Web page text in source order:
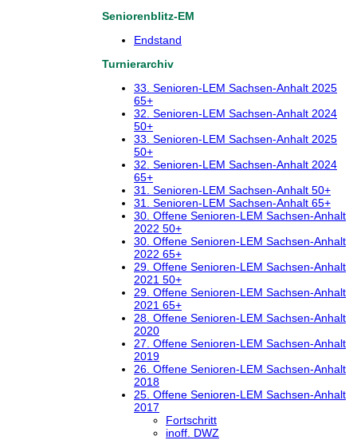
Seniorenblitz-EM
Endstand
Turnierarchiv
33. Senioren-LEM Sachsen-Anhalt 2025
65+
32. Senioren-LEM Sachsen-Anhalt 2024
50+
33. Senioren-LEM Sachsen-Anhalt 2025
50+
32. Senioren-LEM Sachsen-Anhalt 2024
65+
31. Senioren-LEM Sachsen-Anhalt 50+
31. Senioren-LEM Sachsen-Anhalt 65+
30. Offene Senioren-LEM Sachsen-Anhalt
2022 50+
30. Offene Senioren-LEM Sachsen-Anhalt
2022 65+
29. Offene Senioren-LEM Sachsen-Anhalt
2021 50+
29. Offene Senioren-LEM Sachsen-Anhalt
2021 65+
28. Offene Senioren-LEM Sachsen-Anhalt
2020
27. Offene Senioren-LEM Sachsen-Anhalt
2019
26. Offene Senioren-LEM Sachsen-Anhalt
2018
25. Offene Senioren-LEM Sachsen-Anhalt
2017
Fortschritt
inoff. DWZ